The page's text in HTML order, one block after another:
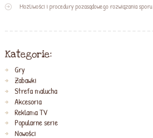
Możliwości i procedury pozasądowego rozwiązania sporu
Kategorie:
Gry
Zabawki
Strefa malucha
Akcesoria
Reklama TV
Popularne serie
Nowości